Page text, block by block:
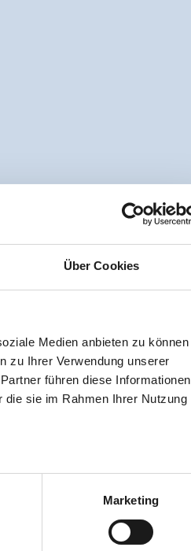
Über Cookies
Medien anbieten zu können
zu Ihrer Verwendung unserer
führen diese Informationen
die sie im Rahmen Ihrer Nutzung
Marketing